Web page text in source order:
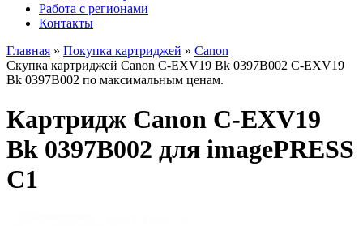
Работа с регионами
Контакты
Главная » Покупка картриджей » Canon
Скупка картриджей Canon C-EXV19 Bk 0397B002 C-EXV19
Bk 0397B002 по максимальным ценам.
Картридж Canon C-EXV19
Bk 0397B002 для imagePRESS
C1